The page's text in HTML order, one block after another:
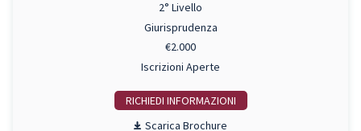
2° Livello
Giurisprudenza
€2.000
Iscrizioni Aperte
RICHIEDI INFO
Scarica Brochure